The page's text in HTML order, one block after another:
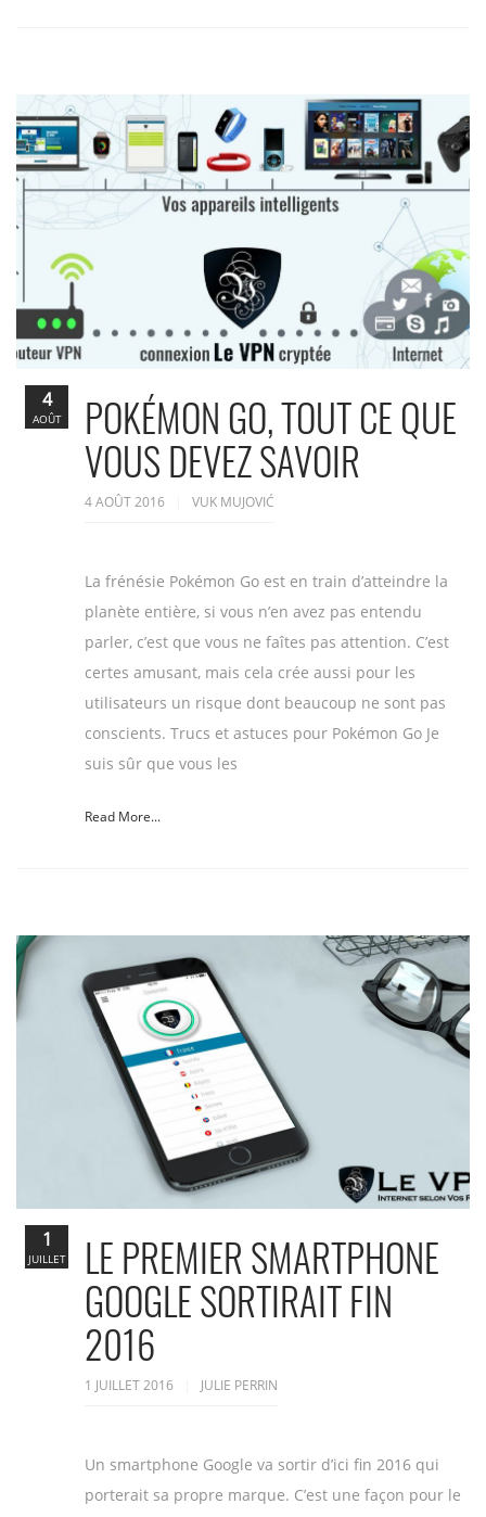
POKÉMON GO, TOUT CE QUE
VOUS DEVEZ SAVOIR
4 AOÛT 2016 VUK MUJOVIĆ
La frénésie Pokémon Go est en train d’atteindre la
planète entière, si vous n’en avez pas entendu
parler, c’est que vous ne faîtes pas attention. C’est
certes amusant, mais cela crée aussi pour les
utilisateurs un risque dont beaucoup ne sont pas
conscients. Trucs et astuces pour Pokémon Go Je
suis sûr que vous les
Read More...
4
AOÛT
LE PREMIER SMARTPHONE
GOOGLE SORTIRAIT FIN
2016
1 JUILLET 2016 JULIE PERRIN
Un smartphone Google va sortir d’ici fin 2016 qui
porterait sa propre marque. C’est une façon pour le
1
JUILLET